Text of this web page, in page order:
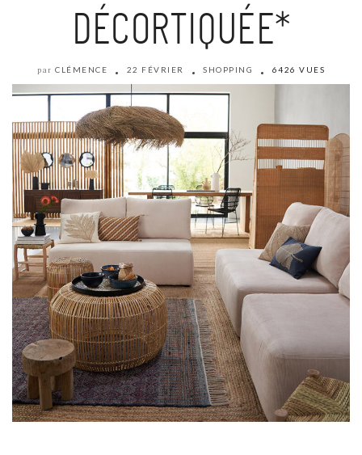
DÉCORTIQUÉE*
par CLÉMENCE 22 FÉVRIER SHOPPING 6426 VUES